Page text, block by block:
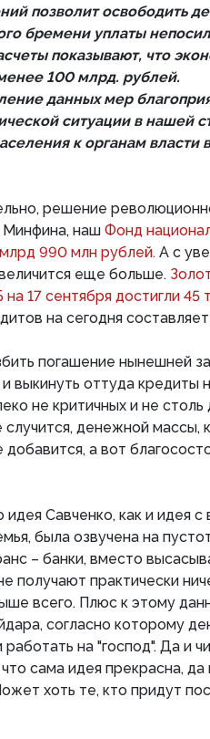
позволит освободить
бремени уплаты
показывают, что
100 млрд. рублей.
данных мер
ситуации в нашей
к органам власти
решение
наш Фонд
990 млн рублей. А с
еще больше.
17 сентября достигли 45
на сегодня
погашение нынешней
и выкинуть оттуда
не критичных и не
случится, денежной массы,
добавится, а вот
идея Савченко, как и идея
была озвучена на
– банки, вместо
получают практически
всего. Плюс к этому
согласно которому
на "господ". Да и
сама идея прекрасна,
хоть те, кто придут